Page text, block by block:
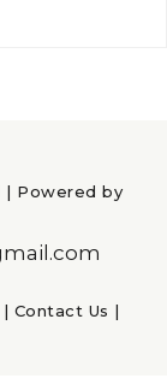
| Powered by
| Contact Us |